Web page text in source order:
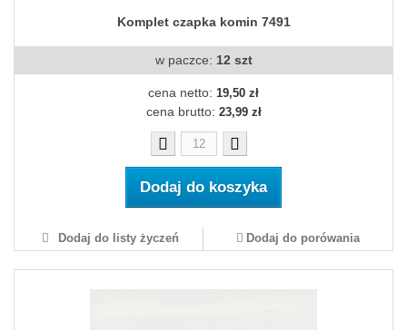
Komplet czapka komin 7491
w paczce: 12 szt
cena netto: 19,50 zł
cena brutto: 23,99 zł
Dodaj do koszyka
Dodaj do listy życzeń Dodaj do porówania